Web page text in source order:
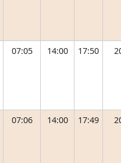
07:05 14:00 17:50
07:06 14:00 17:49